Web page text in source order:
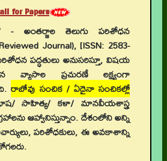
for Papers
- అంతర్జాల తెలుగు పరిశోధన
Journal), [ISSN: 2583-
పద్ధతులు అనుసరిస్తూ, విషయ
వ్యాసాల ప్రచురణే లక్ష్యంగా
రాబోవు సంచిక / ఏదైనా సంచికల్లో
సాహిత్య/ కళా/ మానవీయశాస్త్ర
ఆహ్వానిస్తున్నాం. దేశంలోని అన్ని
పరిశోధకులు, ఈ అవకాశాన్ని